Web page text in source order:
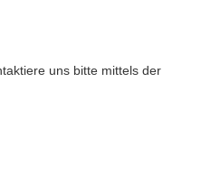
uns bitte mittels der